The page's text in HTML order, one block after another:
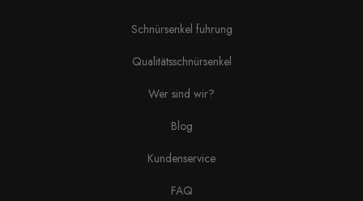
Schnürsenkel fuhrung
Qualitätsschnürsenkel
Wer sind wir?
Blog
Kundenservice
FAQ